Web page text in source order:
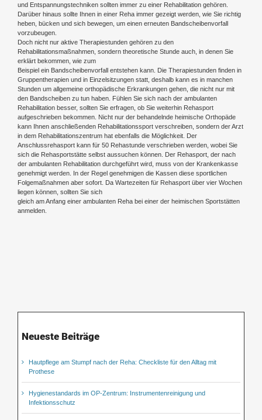
und Entspannungstechniken sollten immer zu einer Rehabilitation gehören.
Darüber hinaus sollte Ihnen in einer Reha immer gezeigt werden, wie Sie richtig
heben, bücken und sich bewegen, um einen erneuten Bandscheibenvorfall
vorzubeugen.
Doch nicht nur aktive Therapiestunden gehören zu den
Rehabilitationsmaßnahmen, sondern theoretische Stunde auch, in denen Sie
erklärt bekommen, wie zum
Beispiel ein Bandscheibenvorfall entstehen kann. Die Therapiestunden finden in
Gruppentherapien und in Einzelsitzungen statt, deshalb kann es in manchen
Stunden um allgemeine orthopädische Erkrankungen gehen, die nicht nur mit
den Bandscheiben zu tun haben. Fühlen Sie sich nach der ambulanten
Rehabilitation besser, sollten Sie erfragen, ob Sie weiterhin Rehasport
aufgeschrieben bekommen. Nicht nur der behandelnde heimische Orthopäde
kann Ihnen anschließenden Rehabilitationssport verschreiben, sondern der Arzt
in dem Rehabilitationszentrum hat ebenfalls die Möglichkeit. Der
Anschlussrehasport kann für 50 Rehastunde verschrieben werden, wobei Sie
sich die Rehasportstätte selbst aussuchen können. Der Rehasport, der nach
der ambulanten Rehabilitation durchgeführt wird, muss von der Krankenkasse
genehmigt werden. In der Regel genehmigen die Kassen diese sportlichen
Folgemaßnahmen aber sofort. Da Wartezeiten für Rehasport über vier Wochen
liegen können, sollten Sie sich
gleich am Anfang einer ambulanten Reha bei einer der heimischen Sportstätten
anmelden.
Neueste Beiträge
Hautpflege am Stumpf nach der Reha: Checkliste für den Alltag mit
Prothese
Hygienestandards im OP-Zentrum: Instrumentenreinigung und
Infektionsschutz